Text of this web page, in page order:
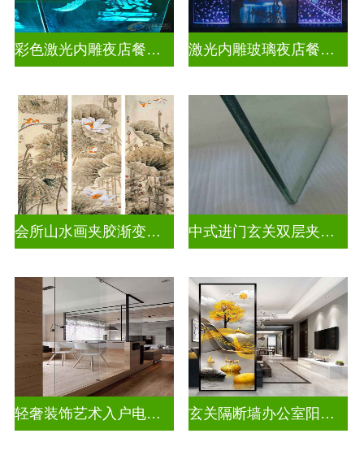
彩色激光内雕夜店餐厅装饰 激光内雕玻璃夜店餐厅装饰
会所山水画夹胶渐变玻璃 中式进门玄关双层夹娟玻璃
轻奢装饰艺术入户电视玻璃背景墙 玄关隔断墙办公室阳台挡门玻璃背景墙